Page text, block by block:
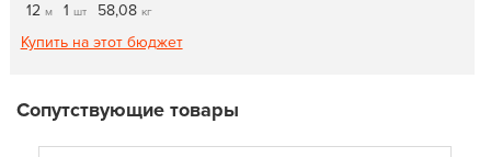
12 м 1 шт 58,08 кг
Купить на этот бюджет
Сопутствующие товары